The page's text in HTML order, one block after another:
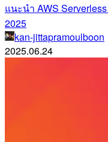
แนะนำ AWS
2025
kan-jittapramoulboon
2025.06.24